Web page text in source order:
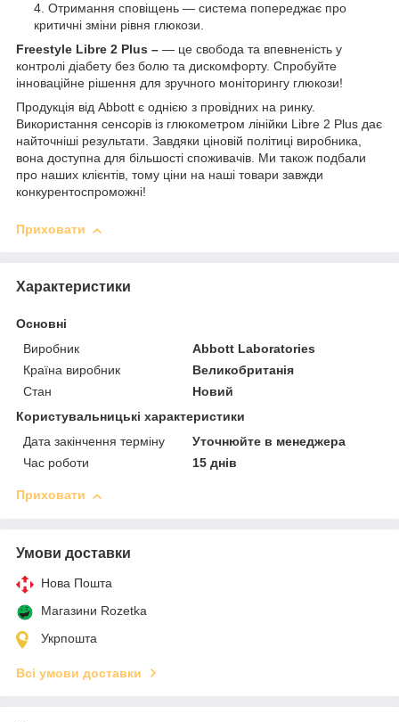
Отримання сповіщень — система попереджає про
критичні зміни рівня глюкози.
Freestyle Libre 2 Plus – — це свобода та впевненість у
контролі діабету без болю та дискомфорту. Спробуйте
інноваційне рішення для зручного моніторингу глюкози!
Продукція від Abbott є однією з провідних на ринку.
Використання сенсорів із глюкометром лінійки Libre 2 Plus дає
найточніші результати. Завдяки ціновій політиці виробника,
вона доступна для більшості споживачів. Ми також подбали
про наших клієнтів, тому ціни на наші товари завжди
конкурентоспроможні!
Приховати
Характеристики
Основні
Виробник
Abbott Laboratories
Країна виробник
Великобританія
Стан
Новий
Користувальницькі характеристики
Дата закінчення терміну
Уточнюйте в менеджера
Час роботи
15 днів
Приховати
Умови доставки
Нова Пошта
Магазини Rozetka
Укрпошта
Всі умови доставки